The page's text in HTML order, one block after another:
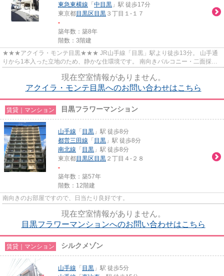
東急東横線 「 中目黒 」駅 徒歩17分
東京都目黒区 目黒 ３丁目１-１７
-
築年数：築8年
階数：3階建
★★★アクイラ・モンテ目黒★★★ JR山手線「目黒」駅より徒歩13分。 山手通
りから1本入った立地のため、静かな住環境です。 南向きバルコニー・二面採光
現在空室情報がありません。
アクイラ・モンテ目黒へのお問い合わせはこちら
賃貸｜マンション 目黒フラワーマンション
山手線 「 目黒 」駅 徒歩8分
都営三田線 「 目黒 」駅 徒歩8分
南北線 「 目黒 」駅 徒歩8分
東京都目黒区 目黒 ２丁目４-２８
-
築年数：築57年
階数：12階建
南向きのお部屋ですので、日当たり良好です。
現在空室情報がありません。
目黒フラワーマンションへのお問い合わせはこちら
賃貸｜マンション シルクメゾン
山手線 「 目黒 」駅 徒歩5分